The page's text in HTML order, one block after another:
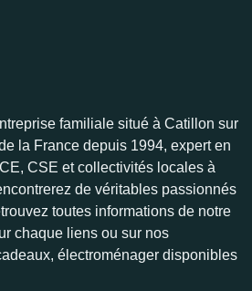
familiale situé à Catillon sur
la France depuis 1994, expert en
CSE et collectivités locales à
de véritables passionnés
toutes informations de notre
chaque liens ou sur nos
électroménager disponibles